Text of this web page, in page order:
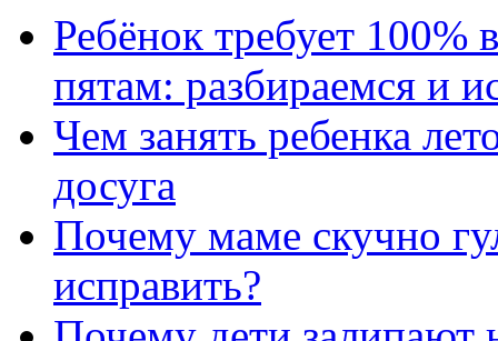
Ребёнок требует 100%
пятам: разбираемся и
Чем занять ребенка
досуга
Почему маме скучно
исправить?